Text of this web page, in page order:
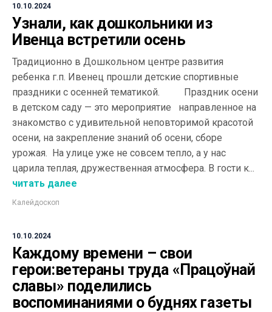
10.10.2024
Узнали, как дошкольники из
Ивенца встретили осень
Традиционно в Дошкольном центре развития
ребенка г.п. Ивенец прошли детские спортивные
праздники с осенней тематикой. Праздник осени
в детском саду — это мероприятие направленное на
знакомство с удивительной неповторимой красотой
осени, на закрепление знаний об осени, сборе
урожая. На улице уже не совсем тепло, а у нас
царила теплая, дружественная атмосфера. В гости к...
читать далее
Калейдоскоп
10.10.2024
Каждому времени – свои
герои:ветераны труда «Працоўнай
славы» поделились
воспоминаниями о буднях газеты